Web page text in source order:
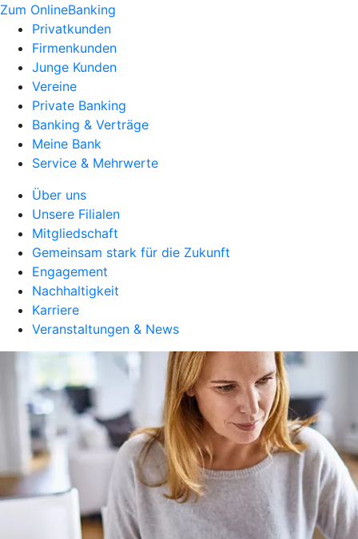
Zum OnlineBanking
Privatkunden
Firmenkunden
Junge Kunden
Vereine
Private Banking
Banking & Verträge
Meine Bank
Service & Mehrwerte
Über uns
Unsere Filialen
Mitgliedschaft
Gemeinsam stark für die Zukunft
Engagement
Nachhaltigkeit
Karriere
Veranstaltungen & News